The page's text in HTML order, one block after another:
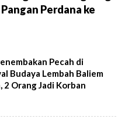
Perdana ke
Pecah di
Budaya Lembah Baliem
2 Orang Jadi Korban